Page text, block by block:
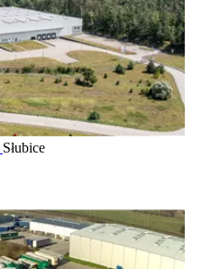
Słubice